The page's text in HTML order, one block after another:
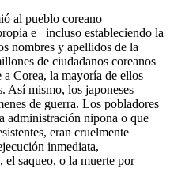
al pueblo coreano
e incluso estableciendo la
nombres y apellidos de la
de ciudadanos coreanos
a Corea, la mayoría de ellos
Así mismo, los japoneses
de guerra. Los pobladores
administración nipona o que
eran cruelmente
inmediata,
, el saqueo, o la muerte por